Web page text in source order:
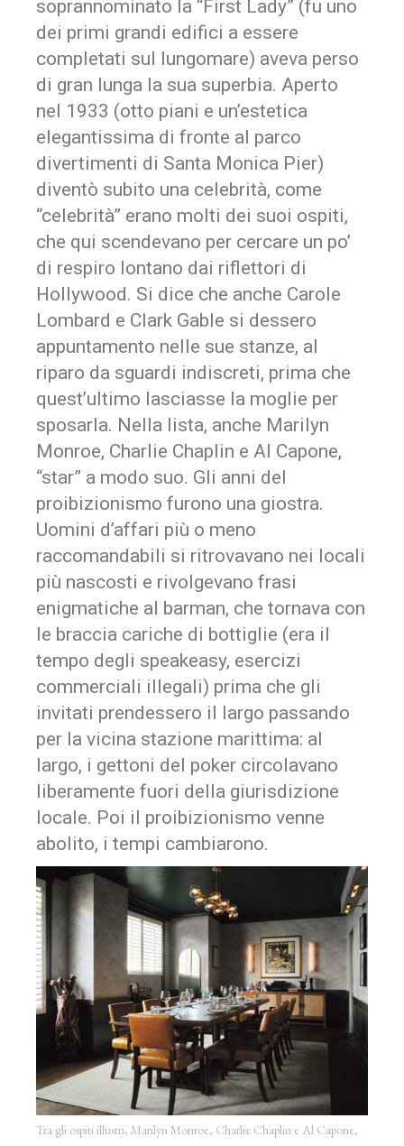
soprannominato la “First Lady” (fu uno
dei primi grandi edifici a essere
completati sul lungomare) aveva perso
di gran lunga la sua superbia. Aperto
nel 1933 (otto piani e un’estetica
elegantissima di fronte al parco
divertimenti di Santa Monica Pier)
diventò subito una celebrità, come
“celebrità” erano molti dei suoi ospiti,
che qui scendevano per cercare un po’
di respiro lontano dai riflettori di
Hollywood. Si dice che anche Carole
Lombard e Clark Gable si dessero
appuntamento nelle sue stanze, al
riparo da sguardi indiscreti, prima che
quest’ultimo lasciasse la moglie per
sposarla. Nella lista, anche Marilyn
Monroe, Charlie Chaplin e Al Capone,
“star” a modo suo. Gli anni del
proibizionismo furono una giostra.
Uomini d’affari più o meno
raccomandabili si ritrovavano nei locali
più nascosti e rivolgevano frasi
enigmatiche al barman, che tornava con
le braccia cariche di bottiglie (era il
tempo degli speakeasy, esercizi
commerciali illegali) prima che gli
invitati prendessero il largo passando
per la vicina stazione marittima: al
largo, i gettoni del poker circolavano
liberamente fuori della giurisdizione
locale. Poi il proibizionismo venne
abolito, i tempi cambiarono.
Tra gli ospiti illustri, Marilyn Monroe, Charlie Chaplin e Al Capone,